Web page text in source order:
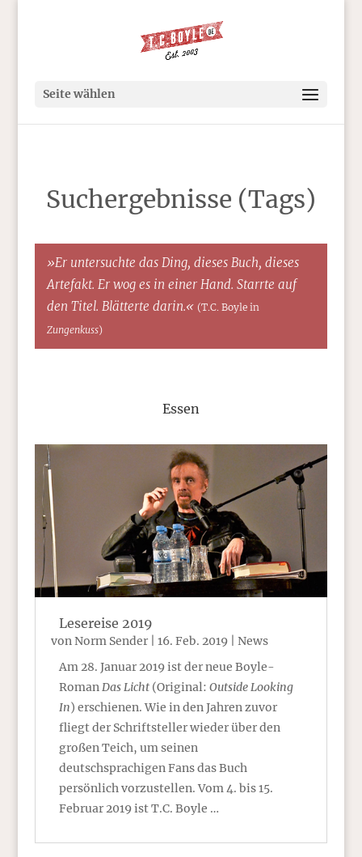
Seite wählen
Suchergebnisse (Tags)
»Er untersuchte das Ding, dieses Buch, dieses
Artefakt. Er wog es in einer Hand. Starrte auf
den Titel. Blätterte darin.« (T.C. Boyle in
Zungenkuss)
Essen
Lesereise 2019
vonNorm Sender| 16. Feb. 2019| News
Am 28. Januar 2019 ist der neue Boyle-
RomanDas Licht(Original: Outside Looking
In) erschienen. Wie in den Jahren zuvor
fliegt der Schriftsteller wieder über den
großen Teich, um seinen
deutschsprachigen Fans das Buch
persönlich vorzustellen. Vom 4. bis 15.
Februar 2019 ist T.C. Boyle …